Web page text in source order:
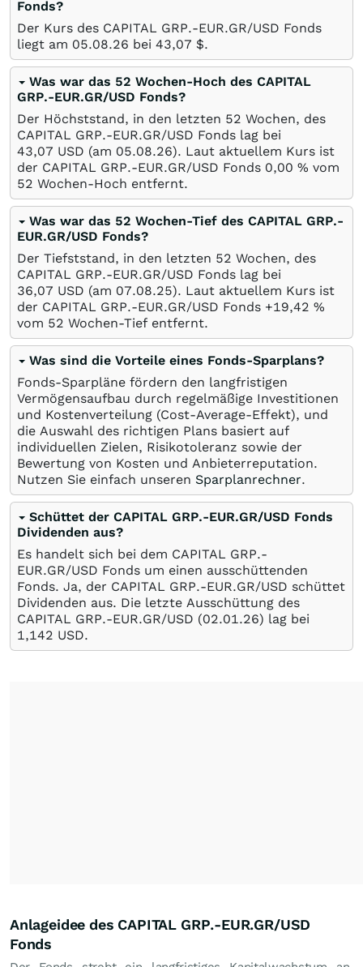
Fonds?
Der Kurs des CAPITAL GRP.-EUR.GR/USD Fonds
liegt am 05.08.26 bei 43,07 $.
Was war das 52 Wochen-Hoch des CAPITAL
GRP.-EUR.GR/USD Fonds?
Der Höchststand, in den letzten 52 Wochen, des
CAPITAL GRP.-EUR.GR/USD Fonds lag bei
43,07 USD (am 05.08.26). Laut aktuellem Kurs ist
der CAPITAL GRP.-EUR.GR/USD Fonds 0,00 % vom
52 Wochen-Hoch entfernt.
Was war das 52 Wochen-Tief des CAPITAL GRP.-
EUR.GR/USD Fonds?
Der Tiefststand, in den letzten 52 Wochen, des
CAPITAL GRP.-EUR.GR/USD Fonds lag bei
36,07 USD (am 07.08.25). Laut aktuellem Kurs ist
der CAPITAL GRP.-EUR.GR/USD Fonds +19,42 %
vom 52 Wochen-Tief entfernt.
Was sind die Vorteile eines Fonds-Sparplans?
Fonds-Sparpläne fördern den langfristigen
Vermögensaufbau durch regelmäßige Investitionen
und Kostenverteilung (Cost-Average-Effekt), und
die Auswahl des richtigen Plans basiert auf
individuellen Zielen, Risikotoleranz sowie der
Bewertung von Kosten und Anbieterreputation.
Nutzen Sie einfach unseren Sparplanrechner.
Schüttet der CAPITAL GRP.-EUR.GR/USD Fonds
Dividenden aus?
Es handelt sich bei dem CAPITAL GRP.-
EUR.GR/USD Fonds um einen ausschüttenden
Fonds. Ja, der CAPITAL GRP.-EUR.GR/USD schüttet
Dividenden aus. Die letzte Ausschüttung des
CAPITAL GRP.-EUR.GR/USD (02.01.26) lag bei
1,142 USD.
Anlageidee des CAPITAL GRP.-EUR.GR/USD
Fonds